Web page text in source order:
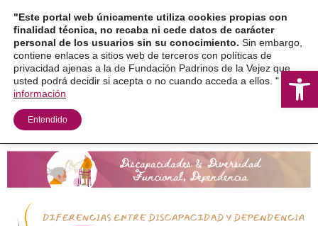
contenido
"Este portal web únicamente utiliza cookies propias con
finalidad técnica, no recaba ni cede datos de carácter
personal de los usuarios sin su conocimiento. Sin embargo,
contiene enlaces a sitios web de terceros con políticas de
privacidad ajenas a la de Fundación Padrinos de la Vejez que
usted podrá decidir si acepta o no cuando acceda a ellos. "
Más
información
Entendido